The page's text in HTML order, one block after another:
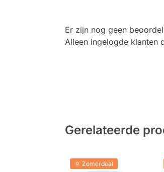
Er zijn nog geen
Alleen ingelogde klanten
Gerelateerde
🌞 Zomerdeal